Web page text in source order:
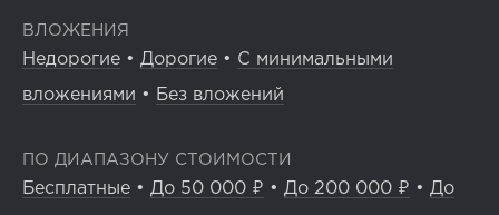
ВЛОЖЕНИЯ
Недорогие • Дорогие • С минимальными
вложениями • Без вложений
ПО ДИАПАЗОНУ СТОИМОСТИ
Бесплатные • До 50 000 ₽ • До 200 000 ₽ • До